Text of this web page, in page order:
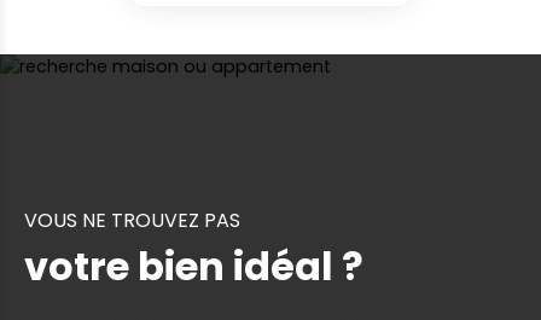
VOUS NE TROUVEZ PAS
votre bien idéal ?